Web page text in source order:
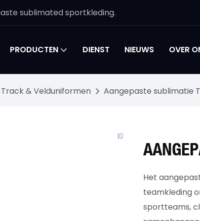
sublimated sportkleding.
PRODUCTEN DIENST NIEUWS OVER
Track & Velduniformen Aangepaste sublimatie
Het
teamkleding
sportteams,